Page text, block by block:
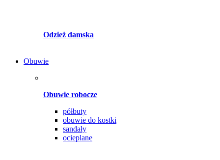
Odzież damska
Obuwie
Obuwie robocze
półbuty
obuwie do kostki
sandały
ocieplane